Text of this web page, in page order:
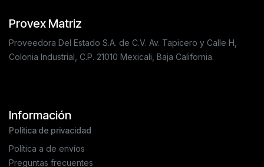
Provex Matriz
Proveedora Del Estado S.A. de C.V. Av. Tapicero y Calle H,
Colonia Industrial, C.P. 21010 Mexicali, Baja California.
Información
Política de privacidad
Política a de envíos
Preguntas frecuentes